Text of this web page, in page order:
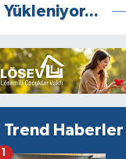
Yükleniyor...
Trend Haberler
1